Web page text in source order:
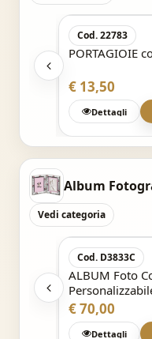
Cod. 22783
PORTAGIOIE
€ 13,50
Dettagli
Album
Vedi categoria
Cod. D3833C
ALBUM Foto
DISNEY 7 Nani
€ 70,00
Dettagli